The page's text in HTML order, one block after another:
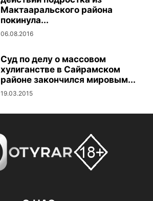
Мактааральского района
покинула...
06.08.2016
Суд по делу о массовом
хулиганстве в Сайрамском
районе закончился мировым...
19.03.2015